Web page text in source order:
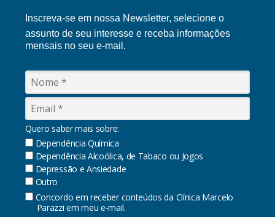
Inscreva-se em nossa Newsletter, selecione o
assunto de seu interesse e receba informações
mensais no seu e-mail.
Quero saber mais sobre:
Dependência Química
Dependência Alcoólica, de Tabaco ou Jogos
Depressão e Ansiedade
Outro
Concordo em receber conteúdos da Clínica Marcelo
Parazzi em meu e-mail.